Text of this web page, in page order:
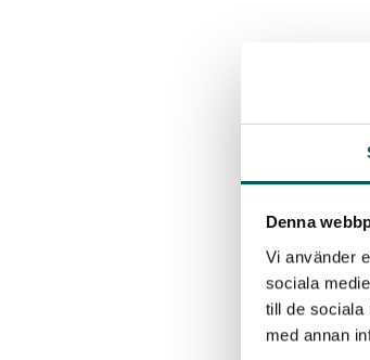
Denna
Vi använder
sociala
till de sociala
med annan